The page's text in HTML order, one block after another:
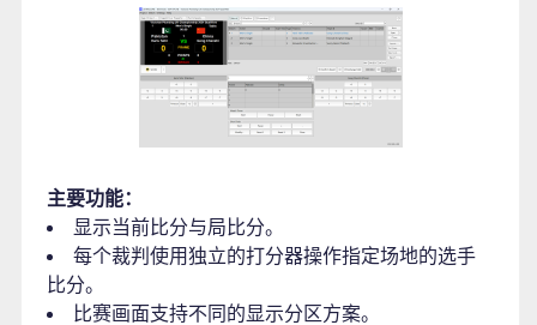
主要功能：
显示当前比分与局比分。
每个裁判使用独立的打分器操作指定场地的选手
比分。
比赛画面支持不同的显示分区方案。